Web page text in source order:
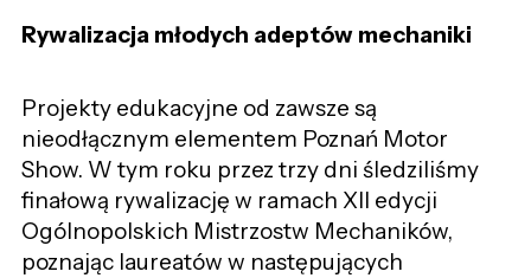
Rywalizacja młodych adeptów mechaniki
Projekty edukacyjne od zawsze są
nieodłącznym elementem Poznań Motor
Show. W tym roku przez trzy dni śledziliśmy
finałową rywalizację w ramach XII edycji
Ogólnopolskich Mistrzostw Mechaników,
poznając laureatów w następujących